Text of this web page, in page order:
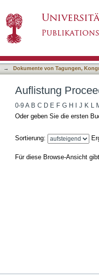
→
Dokumente von Tagungen,
Auflistung
0-9 A B C D E F G H J K L
Oder geben Sie die ersten
Sortierung:
Für diese Browse-Ansicht